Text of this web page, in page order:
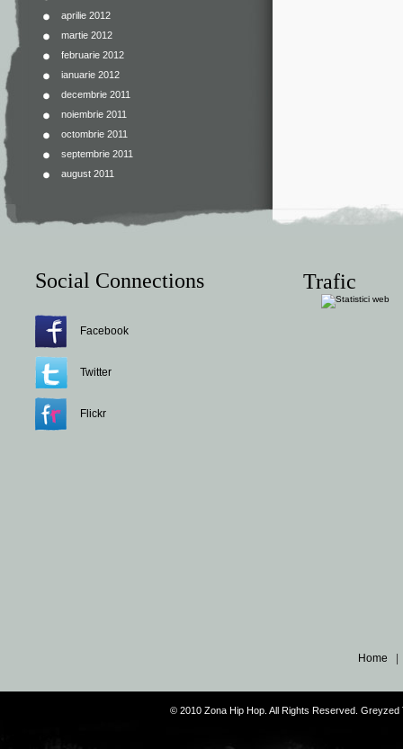
aprilie 2012
martie 2012
februarie 2012
ianuarie 2012
decembrie 2011
noiembrie 2011
octombrie 2011
septembrie 2011
august 2011
Social Connections
Facebook
Twitter
Flickr
Trafic
Home
© 2010 Zona Hip Hop. All Rights Reserved.